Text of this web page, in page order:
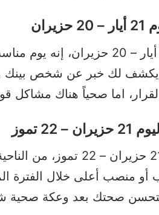
حظك اليوم وتوقعات برج الجوزاء
يكشف لك خبر عن شخص
اما صحياً هناك مشاكل
تموز
حظك اليوم وتوقعات برج
أو منصب أعلى خلال الفترة
صحتك بعد وعكة صحية